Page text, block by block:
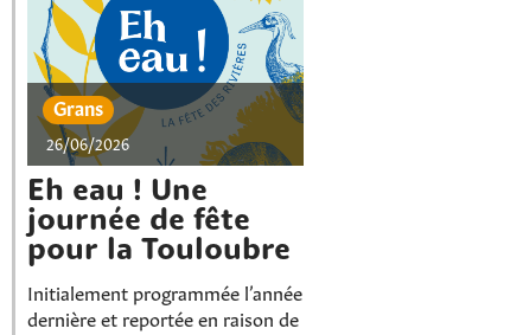
Grans
26/06/2026
Eh eau ! Une
journée de fête
pour la Touloubre
Initialement programmée l’année
dernière et reportée en raison de